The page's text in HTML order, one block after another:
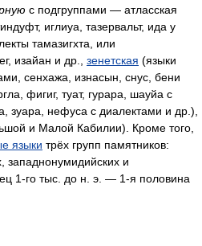
с подгруппами — атласская
иглиуа, тазервальт, ида у
тамазигхта, или
изайан и др., зенетская (языки
сенхажа, изнасын, снус, бени
фигиг, туат, гурара, шауйа с
зуара, нефуса с диалектами и др.),
и Малой Кабилии). Кроме того,
языки трёх групп памятников:
западнонумидийских и
1‑го тыс. до н. э. — 1‑я половина